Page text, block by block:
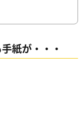
紙が・・・